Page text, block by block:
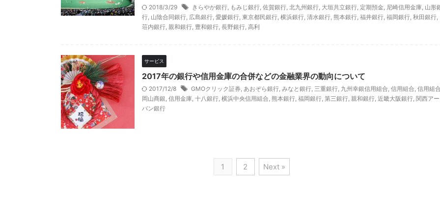
2018/3/29 きらやか銀行, もみじ銀行, 佐賀銀行, 北九州銀行, 大垣共立銀行, 定期預金, 尼崎信用金庫, 山形
行, 山陰合同銀行, 広島銀行, 愛媛銀行, 東京都民銀行, 横浜銀行, 清水銀行, 熊本銀行, 福井銀行, 福岡銀行, 秋田銀行,
荘内銀行, 親和銀行, 豊和銀行, 長野銀行, 高利
サービス
2017年の銀行や信用金庫の合併などの金融業界の動向について
2017/12/8 GMOクリック証券, あおぞら銀行, みなと銀行, 三重銀行, 九州幸銀信用組合, 信用組合, 信用組
岡山商銀, 信用金庫, 十八銀行, 横浜中央信用組合, 熊本銀行, 福岡銀行, 第三銀行, 親和銀行, 近畿大阪銀行, 関西アー
バン銀行
1 2 Next »